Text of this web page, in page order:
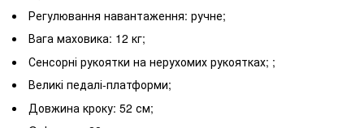
Регулювання навантаження: ручне;
Вага маховика: 12 кг;
Сенсорні рукоятки на нерухомих рукоятках; ;
Великі педалі-платформи;
Довжина кроку: 52 см;